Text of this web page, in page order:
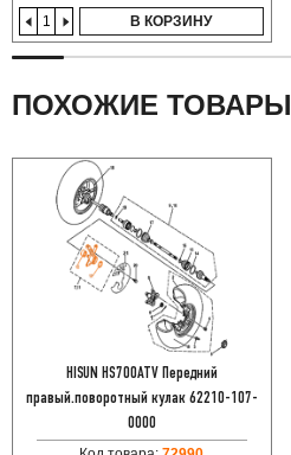
В КОРЗИНУ
ПОХОЖИЕ ТОВАРЫ
HISUN HS700ATV Передний
правый.поворотный кулак 62210-107-
0000